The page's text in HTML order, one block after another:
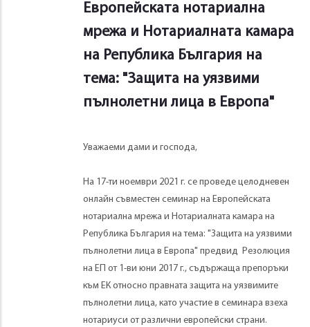
Европейската нотариална
мрежа и Нотариалната камара
на Република България на
тема: "Защита на уязвими
пълнолетни лица в Европа"
Уважаеми дами и господа,
На 17-ти ноември 2021 г. се проведе целодневен
онлайн съвместен семинар на Европейската
нотариална мрежа и Нотариалната камара на
Република България на тема: "Защита на уязвими
пълнолетни лица в Европа" предвид Резолюция
на ЕП от 1-ви юни 2017 г., съдържаща препоръки
към ЕК относно правната защита на уязвимите
пълнолетни лица, като участие в семинара взеха
нотариуси от различни европейски страни.